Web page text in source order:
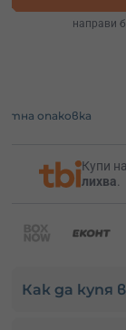
направи
Купи на
лихва.
Как да купя